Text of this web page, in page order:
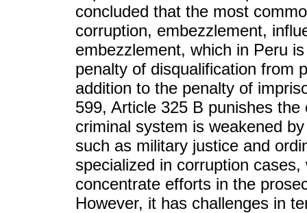
concluded that the most
corruption, embezzlement,
embezzlement, which in Peru
penalty of disqualification from
addition to the penalty of
599, Article 325 B punishes
criminal system is weakened
such as military justice and
specialized in corruption
concentrate efforts in the
However, it has challenges in